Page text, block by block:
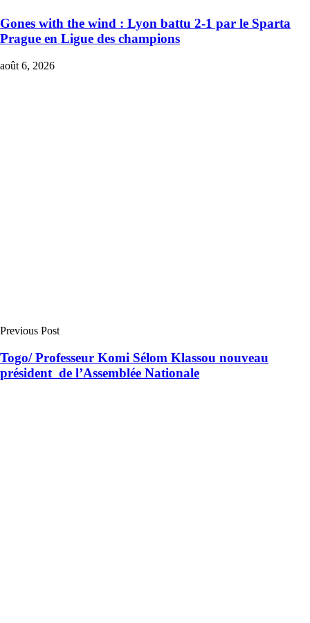
Gones with the wind : Lyon battu 2-1 par le Sparta
Prague en Ligue des champions
août 6, 2026
Previous Post
Togo/ Professeur Komi Sélom Klassou nouveau
président de l’Assemblée Nationale